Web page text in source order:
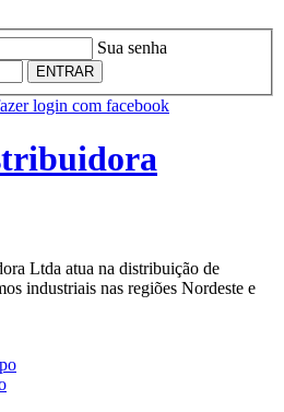
Sua senha
ENTRAR
login com facebook
Ltda atua na distribuição de
industriais nas regiões Nordeste e